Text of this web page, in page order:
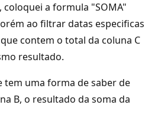
coloquei a formula "SOMA"
ao filtrar datas especificas
contem o total da coluna C
resultado.
tem uma forma de saber de
B, o resultado da soma da